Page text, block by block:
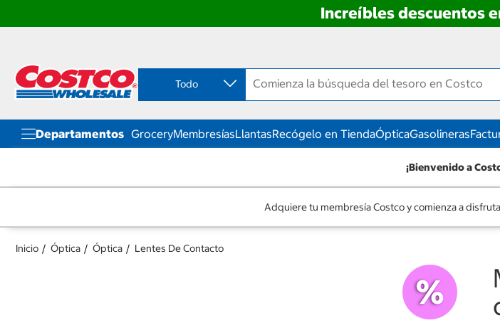
Increíbles descuentos
contenido
menú
navegación
Todo
Departamentos GroceryMembresíasLlantasRecógelo en TiendaÓpticaGasolineras
¡Bienvenido a
Adquiere tu membresía Costco y comienza a
Inicio Óptica Óptica Lentes De Contacto